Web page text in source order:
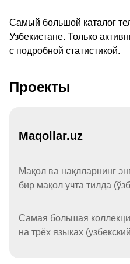
Самый большой каталог
Узбекистане. Только
с подробной статистикой.
Проекты
Maqollar.uz
Мақол ва нақлларнинг
бир мақол учта тилда
Самая большая
на трёх языках